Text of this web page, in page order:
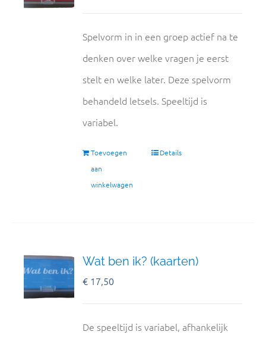
Spelvorm in in een groep actief na te
denken over welke vragen je eerst
stelt en welke later. Deze spelvorm
behandeld letsels. Speeltijd is
variabel.
Toevoegen
aan
winkelwagen
Details
Wat ben ik? (kaarten)
€ 17,50
De speeltijd is variabel, afhankelijk